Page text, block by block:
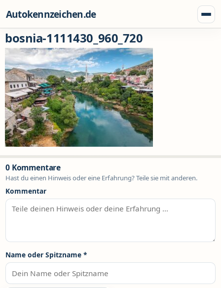
Autokennzeichen.de
bosnia-1111430_960_720
0 Kommentare
Hast du einen Hinweis oder eine Erfahrung? Teile sie mit anderen.
Kommentar
Name oder Spitzname *